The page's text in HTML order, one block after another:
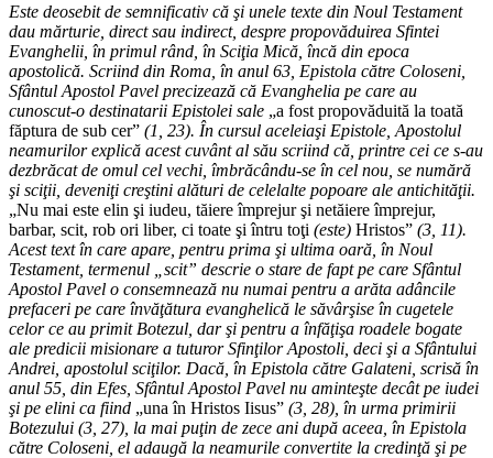
Este deosebit de semnificativ că şi unele texte din Noul Testament
dau mărturie, direct sau indirect, despre propovăduirea Sfintei
Evanghelii, în primul rând, în Sciţia Mică, încă din epoca
apostolică. Scriind din Roma, în anul 63, Epistola către Coloseni,
Sfântul Apostol Pavel precizează că Evanghelia pe care au
cunoscut-o destinatarii Epistolei sale „a fost propovăduită la toată
făptura de sub cer” (1, 23). În cursul aceleiaşi Epistole, Apostolul
neamurilor explică acest cuvânt al său scriind că, printre cei ce s-au
dezbrăcat de omul cel vechi, îmbrăcându-se în cel nou, se numără
şi sciţii, deveniţi creştini alături de celelalte popoare ale antichităţii.
„Nu mai este elin şi iudeu, tăiere împrejur şi netăiere împrejur,
barbar, scit, rob ori liber, ci toate şi întru toţi (este) Hristos” (3, 11).
Acest text în care apare, pentru prima şi ultima oară, în Noul
Testament, termenul „scit” descrie o stare de fapt pe care Sfântul
Apostol Pavel o consemnează nu numai pentru a arăta adâncile
prefaceri pe care învăţătura evanghelică le săvârşise în cugetele
celor ce au primit Botezul, dar şi pentru a înfăţişa roadele bogate
ale predicii misionare a tuturor Sfinţilor Apostoli, deci şi a Sfântului
Andrei, apostolul sciţilor. Dacă, în Epistola către Galateni, scrisă în
anul 55, din Efes, Sfântul Apostol Pavel nu aminteşte decât pe iudei
şi pe elini ca fiind „una în Hristos Iisus” (3, 28), în urma primirii
Botezului (3, 27), la mai puţin de zece ani după aceea, în Epistola
către Coloseni, el adaugă la neamurile convertite la credinţă şi pe